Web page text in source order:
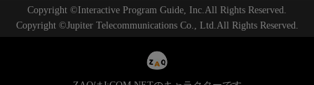
Copyright ©Interactive Program Guide, Inc.All Rights Reserved.
Copyright ©Jupiter Telecommunications Co., Ltd.All Rights Reserved.